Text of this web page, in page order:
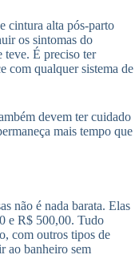
cintura alta pós-parto
os sintomas do
teve. É preciso ter
com qualquer sistema de
devem ter cuidado
mais tempo que
não é nada barata. Elas
e R$ 500,00. Tudo
com outros tipos de
ao banheiro sem